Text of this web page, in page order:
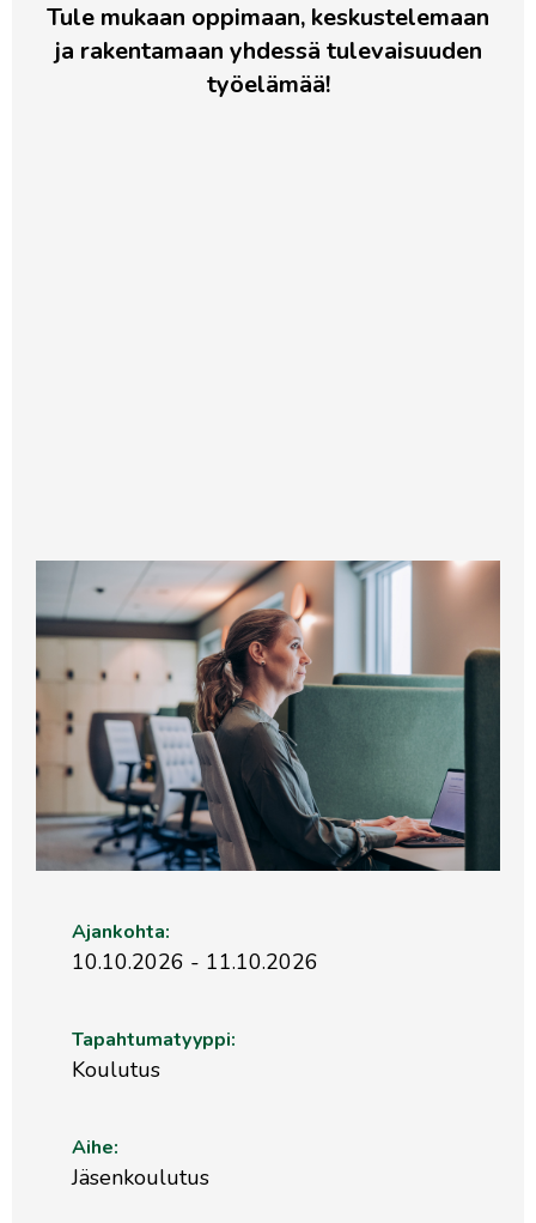
Tule mukaan oppimaan, keskustelemaan
ja rakentamaan yhdessä tulevaisuuden
työelämää!
Ajankohta:
10.10.2026 - 11.10.2026
Tapahtumatyyppi:
Koulutus
Aihe:
Jäsenkoulutus